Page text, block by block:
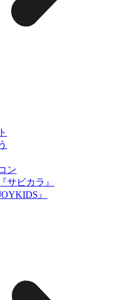
ン
サビカラ』
』